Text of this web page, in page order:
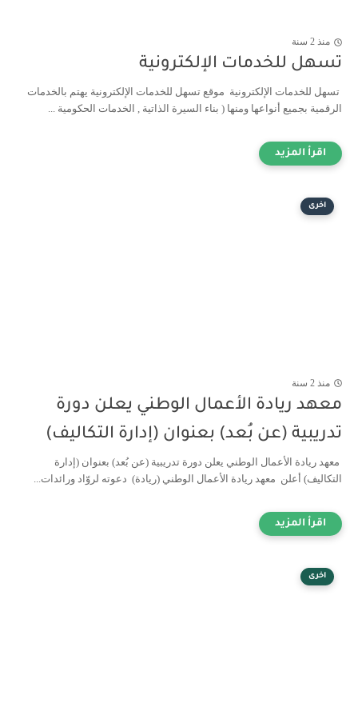
منذ 2 سنة
تسهل للخدمات الإلكترونية
تسهل للخدمات الإلكترونية موقع تسهل للخدمات الإلكترونية يهتم بالخدمات
الرقمية بجميع أنواعها ومنها ( بناء السيرة الذاتية , الخدمات الحكومية ...
اخرى
منذ 2 سنة
معهد ريادة الأعمال الوطني يعلن دورة
تدريبية (عن بُعد) بعنوان (إدارة التكاليف)
معهد ريادة الأعمال الوطني يعلن دورة تدريبية (عن بُعد) بعنوان (إدارة
التكاليف) أعلن معهد ريادة الأعمال الوطني (ريادة) دعوته لروّاد ورائدات...
اخرى